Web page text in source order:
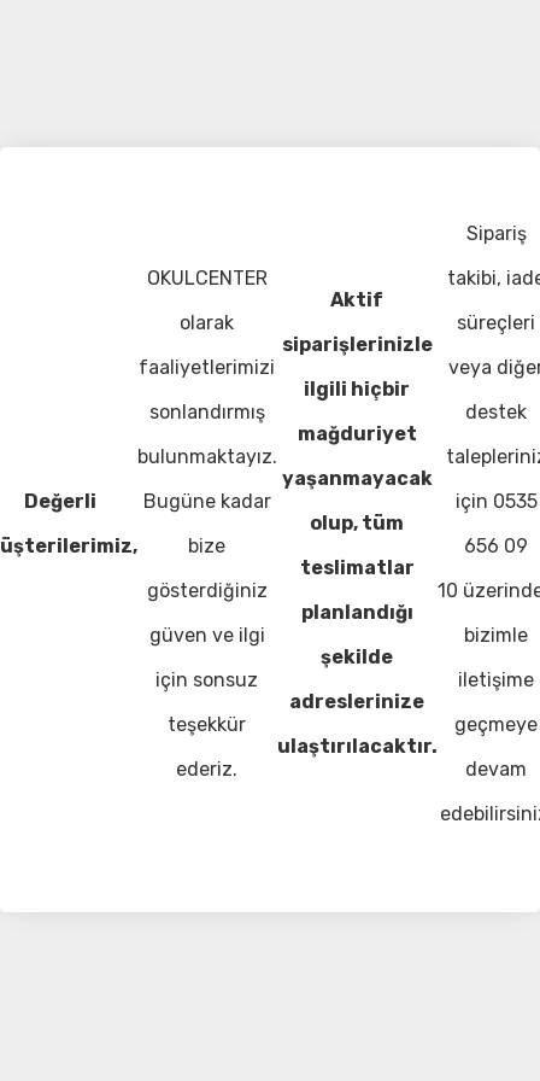
Değerli
OKULCENTER
olarak
faaliyetlerimizi
sonlandırmış
bulunmaktayız.
Bugüne kadar
bize
gösterdiğiniz
güven ve ilgi
için sonsuz
teşekkür
ederiz.
Aktif
siparişlerinizle
ilgili hiçbir
mağduriyet
yaşanmayacak
olup, tüm
teslimatlar
planlandığı
şekilde
adreslerinize
ulaştırılacaktır.
Sipariş
takibi,
süreçleri
veya
destek
için 0535
656 09
10
bizimle
iletişime
geçmeye
devam